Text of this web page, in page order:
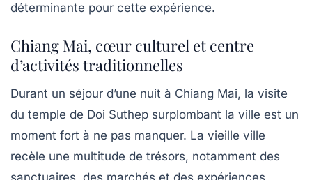
déterminante pour cette expérience.
Chiang Mai, cœur culturel et centre
d’activités traditionnelles
Durant un séjour d’une nuit à Chiang Mai, la visite
du temple de Doi Suthep surplombant la ville est un
moment fort à ne pas manquer. La vieille ville
recèle une multitude de trésors, notamment des